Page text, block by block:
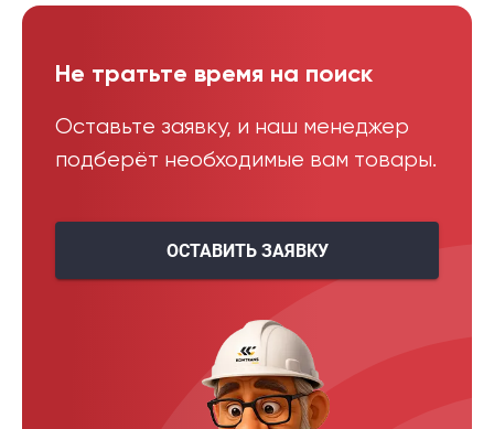
Не тратьте время на поиск
Оставьте заявку, и наш менеджер
подберёт необходимые вам товары.
ОСТАВИТЬ ЗАЯВКУ